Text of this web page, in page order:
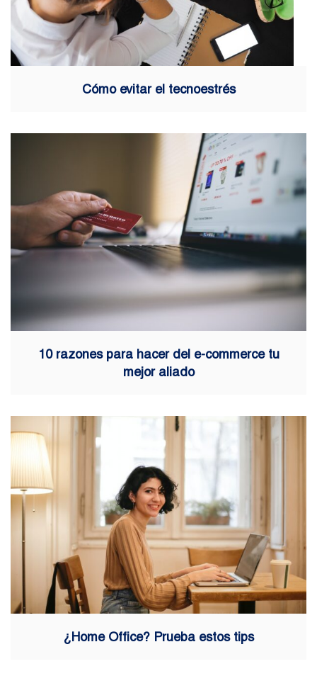
Cómo evitar el tecnoestrés
10 razones para hacer del e-commerce tu
mejor aliado
¿Home Office? Prueba estos tips